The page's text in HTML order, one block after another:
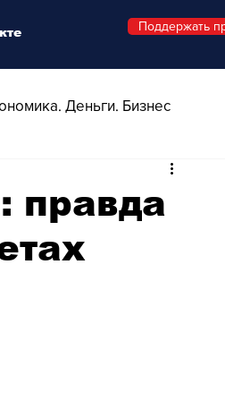
Деньги. Бизнес
Стильный четверг
правда
Поддержать